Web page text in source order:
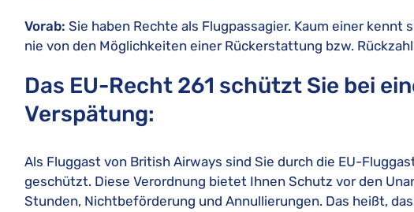
Vorab: Sie haben Rechte als Flugpassagier. Kaum einer kennt
nie von den Möglichkeiten einer Rückerstattung bzw.
Das EU-Recht 261 schützt Sie bei
Verspätung:
Als Fluggast von British Airways sind Sie durch die EU-
geschützt. Diese Verordnung bietet Ihnen Schutz vor den
Stunden, Nichtbeförderung und Annullierungen. Das heißt,